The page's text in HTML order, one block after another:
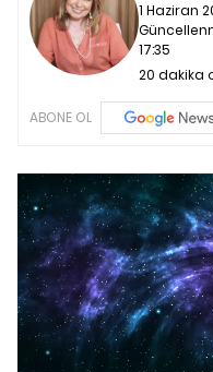
1 Haziran
17:35
20 dakika
ABONE OL